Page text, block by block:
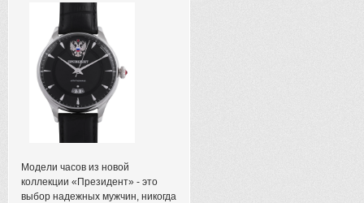
Модели часов из новой
коллекции «Президент» - это
выбор надежных мужчин, никогда